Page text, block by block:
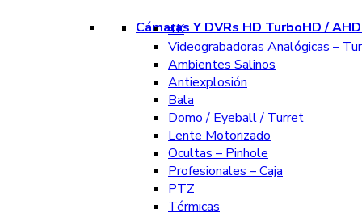
Cámaras Y DVRs HD TurboHD /
4K
Videograbadoras Analógicas –
Ambientes Salinos
Antiexplosión
Bala
Domo / Eyeball / Turret
Lente Motorizado
Ocultas – Pinhole
Profesionales – Caja
PTZ
Térmicas